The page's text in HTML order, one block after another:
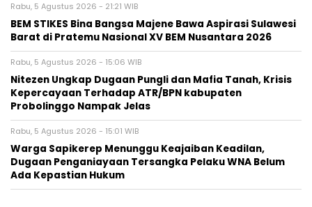
Rabu, 5 Agustus 2026 - 21:21 WIB
BEM STIKES Bina Bangsa Majene Bawa Aspirasi Sulawesi
Barat di Pratemu Nasional XV BEM Nusantara 2026
Rabu, 5 Agustus 2026 - 15:06 WIB
Nitezen Ungkap Dugaan Pungli dan Mafia Tanah, Krisis
Kepercayaan Terhadap ATR/BPN kabupaten
Probolinggo Nampak Jelas
Rabu, 5 Agustus 2026 - 15:01 WIB
Warga Sapikerep Menunggu Keajaiban Keadilan,
Dugaan Penganiayaan Tersangka Pelaku WNA Belum
Ada Kepastian Hukum